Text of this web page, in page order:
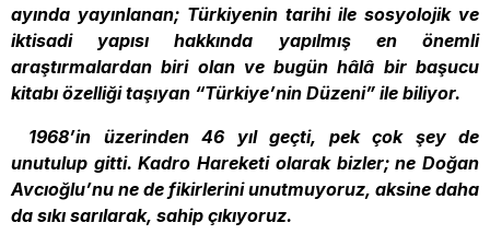
ayında yayınlanan; Türkiyenin tarihi ile sosyolojik ve
iktisadi yapısı hakkında yapılmış en önemli
araştırmalardan biri olan ve bugün hâlâ bir başucu
kitabı özelliği taşıyan “Türkiye’nin Düzeni” ile biliyor.
1968’in üzerinden 46 yıl geçti, pek çok şey de
unutulup gitti. Kadro Hareketi olarak bizler; ne Doğan
Avcıoğlu’nu ne de fikirlerini unutmuyoruz, aksine daha
da sıkı sarılarak, sahip çıkıyoruz.